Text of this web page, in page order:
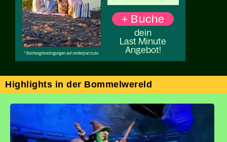
Highlights in der Bommelwereld